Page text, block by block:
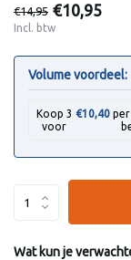
€14,95 €10,95
Incl. btw
Volume voordeel:
Koop 3
voor
€10,40
Wat kun je